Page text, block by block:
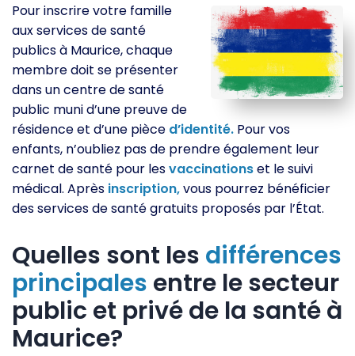
Pour inscrire votre famille
aux services de santé
publics à Maurice, chaque
membre doit se présenter
dans un centre de santé
public muni d’une preuve de
résidence et d’une pièce d’identité. Pour vos
enfants, n’oubliez pas de prendre également leur
carnet de santé pour lesvaccinationset le suivi
médical. Après inscription,vous pourrez bénéficier
des services de santé gratuits proposés par l’État.
Quelles sont les différences
principales entre le secteur
public et privé de la santé à
Maurice?